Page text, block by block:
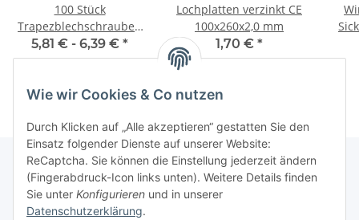
100 Stück
Trapezblechschrauben
4,8x35 mm Kuperbraun
RAL 8004
5,81 € - 6,39 € *
Lochplatten verzinkt CE
100x260x2,0 mm
1,70 € *
Informationen
Wie wir Cookies & Co nutzen
Durch Klicken auf „Alle akzeptieren“ gestatten Sie den
Einsatz folgender Dienste auf unserer Website:
ReCaptcha. Sie können die Einstellung jederzeit ändern
(Fingerabdruck-Icon links unten). Weitere Details finden
Sie unter Konfigurieren und in unserer
Datenschutzerklärung.